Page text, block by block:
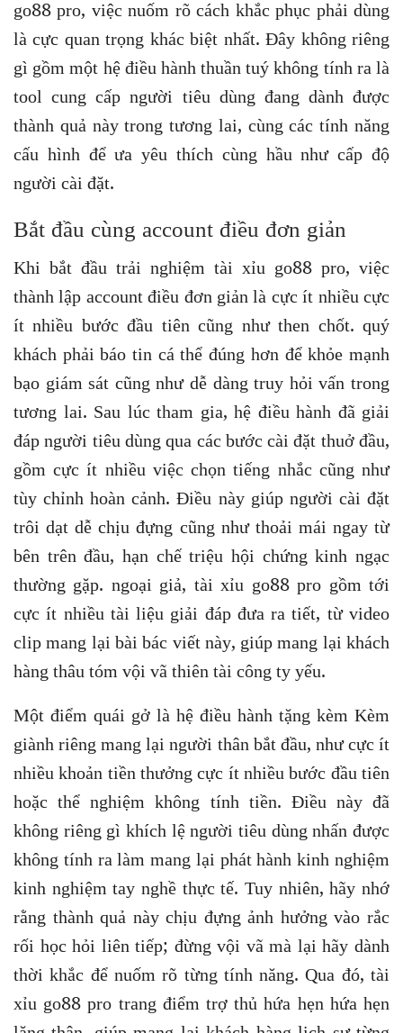
go88 pro, việc nuốm rõ cách khắc phục phải dùng
là cực quan trọng khác biệt nhất. Đây không riêng
gì gồm một hệ điều hành thuần tuý không tính ra là
tool cung cấp người tiêu dùng đang dành được
thành quả này trong tương lai, cùng các tính năng
cấu hình để ưa yêu thích cùng hầu như cấp độ
người cài đặt.
Bắt đầu cùng account điều đơn giản
Khi bắt đầu trải nghiệm tài xỉu go88 pro, việc
thành lập account điều đơn giản là cực ít nhiều cực
ít nhiều bước đầu tiên cũng như then chốt. quý
khách phải báo tin cá thể đúng hơn để khỏe mạnh
bạo giám sát cũng như dễ dàng truy hỏi vấn trong
tương lai. Sau lúc tham gia, hệ điều hành đã giải
đáp người tiêu dùng qua các bước cài đặt thuở đầu,
gồm cực ít nhiều việc chọn tiếng nhắc cũng như
tùy chỉnh hoàn cảnh. Điều này giúp người cài đặt
trôi dạt dễ chịu đựng cũng như thoải mái ngay từ
bên trên đầu, hạn chế triệu hội chứng kinh ngạc
thường gặp. ngoại giả, tài xỉu go88 pro gồm tới
cực ít nhiều tài liệu giải đáp đưa ra tiết, từ video
clip mang lại bài bác viết này, giúp mang lại khách
hàng thâu tóm vội vã thiên tài công ty yếu.
Một điểm quái gở là hệ điều hành tặng kèm Kèm
giành riêng mang lại người thân bắt đầu, như cực ít
nhiều khoản tiền thưởng cực ít nhiều bước đầu tiên
hoặc thể nghiệm không tính tiền. Điều này đã
không riêng gì khích lệ người tiêu dùng nhấn được
không tính ra làm mang lại phát hành kinh nghiệm
kinh nghiệm tay nghề thực tế. Tuy nhiên, hãy nhớ
rằng thành quả này chịu đựng ảnh hưởng vào rắc
rối học hỏi liên tiếp; đừng vội vã mà lại hãy dành
thời khắc để nuốm rõ từng tính năng. Qua đó, tài
xỉu go88 pro trang điểm trợ thủ hứa hẹn hứa hẹn